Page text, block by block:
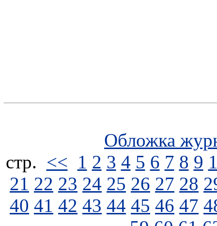
Обложка
стp. << 1 2 3 4 5 6 7 8 9
21 22 23 24 25 26 27 28
40 41 42 43 44 45 46 47